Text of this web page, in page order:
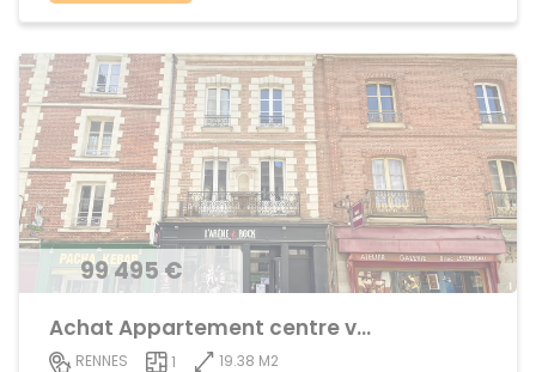
99 495 €
Achat Appartement centre ville
RENNES 1
19.38 M2